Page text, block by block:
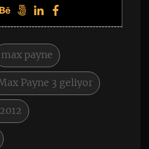
max payne
Payne 3 geliyor